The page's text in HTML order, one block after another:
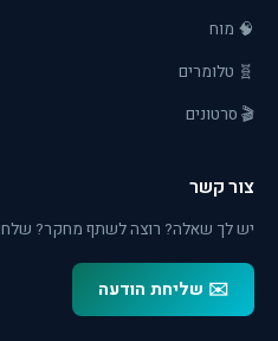
🧠 מוח
🧬 טלומרים
🎬 סרטונים
צור קשר
יש לך שאלה? רוצה לשתף מחקר? שלחו
✉️ שליחת הודעה